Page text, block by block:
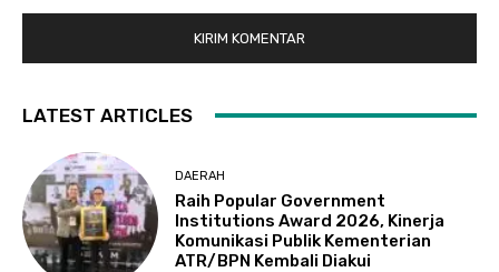
LATEST ARTICLES
DAERAH
Raih Popular Government
Institutions Award 2026, Kinerja
Komunikasi Publik Kementerian
ATR/BPN Kembali Diakui